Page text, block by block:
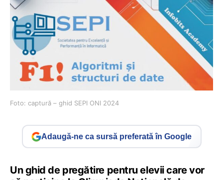
Foto: captură – ghid SEPI ONI 2024
Adaugă-ne ca sursă preferată în Google
Un ghid de pregătire pentru elevii care vor